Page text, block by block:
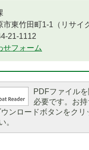
市東竹田町1-1（リサイ
21-1112
せフォーム
PDFファイル
必要です。お
ンロードボタンをク
。